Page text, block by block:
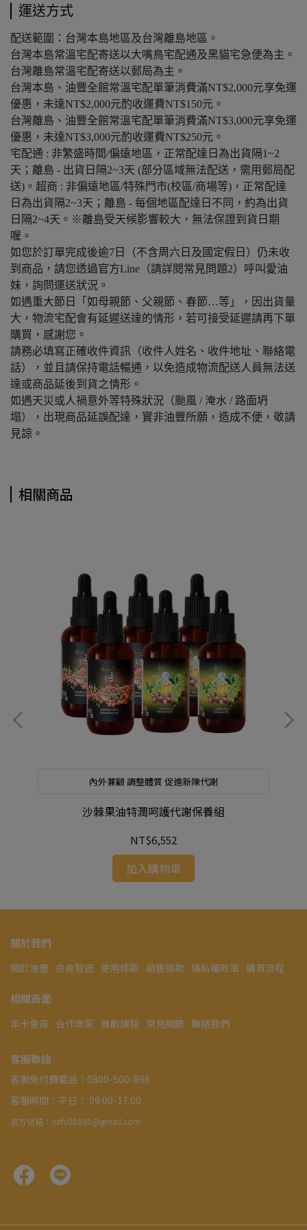
運送方式
配送範圍：台灣本島地區及台灣離島地區。
台灣本島常溫宅配寄送以大嘴鳥宅配通及黑貓宅急便為主。
台灣離島常溫宅配寄送以郵局為主。
台灣本島、油豐全館常溫宅配單筆消費滿NT$2,000元享免運
優惠，未達NT$2,000元酌收運費NT$150元。
台灣離島、油豐全館常溫宅配單筆消費滿NT$3,000元享免運
優惠，未達NT$3,000元酌收運費NT$250元。
宅配通 : 非繁盛時間/偏遠地區，正常配達日為出貨隔1~2
天；離島 - 出貨日隔2~3天 (部分區域無法配送，需用郵局配
送)。超商 : 非偏遠地區/特殊門市(校區/商場等)，正常配達
日為出貨隔2~3天；離島 - 每個地區配達日不同，約為出貨
日隔2~4天。※離島受天候影響較大，無法保證到貨日期
喔。
如您於訂單完成後逾7日（不含周六日及國定假日）仍未收
到商品，請您透過官方Line（請詳閱常見問題2）呼叫愛油
妹，詢問運送狀況。
如遇重大節日「如母親節、父親節、春節…等」，因出貨量
大，物流宅配會有延遲送達的情形，若可接受延遲請再下單
購買，感謝您。
請務必填寫正確收件資訊（收件人姓名、收件地址、聯絡電
話），並且請保持電話暢通，以免造成物流配送人員無法送
達或商品延後到貨之情形。
如遇天災或人禍意外等特殊狀況（颱風 / 淹水 / 路面坍
塌），出現商品延誤配達，實非油豐所願，造成不便，敬請
見諒。
相關商品
內外兼顧 調整體質 促進新陳代謝
沙棘果油特潤呵護代謝保養組
NT$6,552
加入購物車
關於我們
關於油豐 良食智造 使用條款 銷售條款 隱私權政策 購買流程
相關頁面
年卡會員 合作商家 無齡課程 常見問題 聯絡我們
客服聯絡
客服免付費電話：0800-500-896
客服時間：平日： 09:00-17:00
官方信箱：oilfull0800@gmail.com